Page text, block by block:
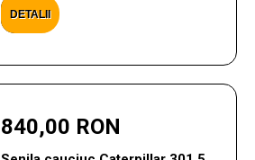
DETALII
840,00 RON